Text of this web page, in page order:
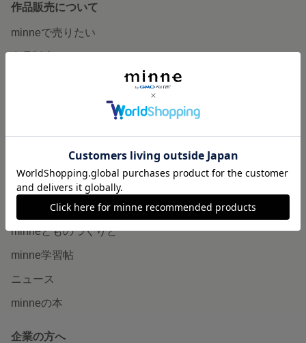
作品販売について
minneで売りたい
販売支援企画・イベント
読みもの
minneとものづくりと
minne学習帖
ニュース
minneの本
企業の方へ